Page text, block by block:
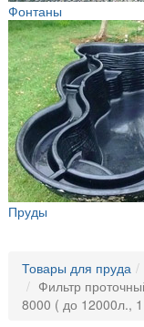
Фонтаны
Пруды
Товары для пруда
Фильтр
8000 ( до 12000л.,